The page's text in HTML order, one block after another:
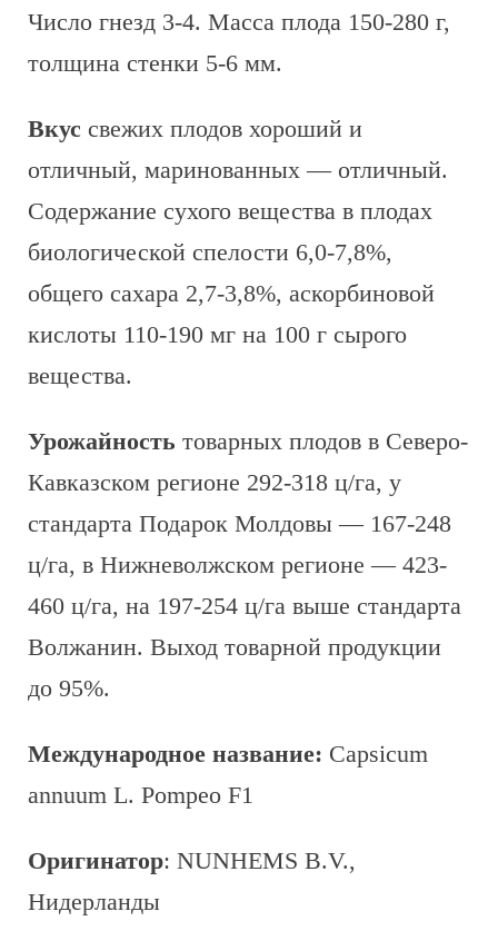
Число гнезд 3-4. Масса плода 150-280 г,
толщина стенки 5-6 мм.
Вкус свежих плодов хороший и
отличный, маринованных — отличный.
Содержание сухого вещества в плодах
биологической спелости 6,0-7,8%,
общего сахара 2,7-3,8%, аскорбиновой
кислоты 110-190 мг на 100 г сырого
вещества.
Урожайность товарных плодов в Северо-
Кавказском регионе 292-318 ц/га, у
стандарта Подарок Молдовы — 167-248
ц/га, в Нижневолжском регионе — 423-
460 ц/га, на 197-254 ц/га выше стандарта
Волжанин. Выход товарной продукции
до 95%.
Международное название: Capsicum
annuum L. Pompeo F1
Оригинатор: NUNHEMS B.V.,
Нидерланды